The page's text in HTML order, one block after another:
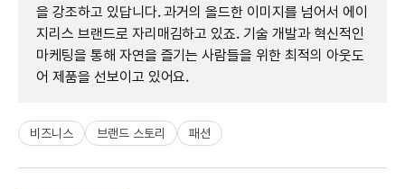
을 강조하고 있답니다. 과거의 올드한 이미지를 넘어서 에이
지리스 브랜드로 자리매김하고 있죠. 기술 개발과 혁신적인
마케팅을 통해 자연을 즐기는 사람들을 위한 최적의 아웃도
어 제품을 선보이고 있어요.
비즈니스 브랜드 스토리 패션